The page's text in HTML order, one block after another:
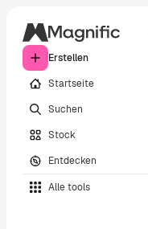
Erstellen
Startseite
Suchen
Stock
Entdecken
Alle tools